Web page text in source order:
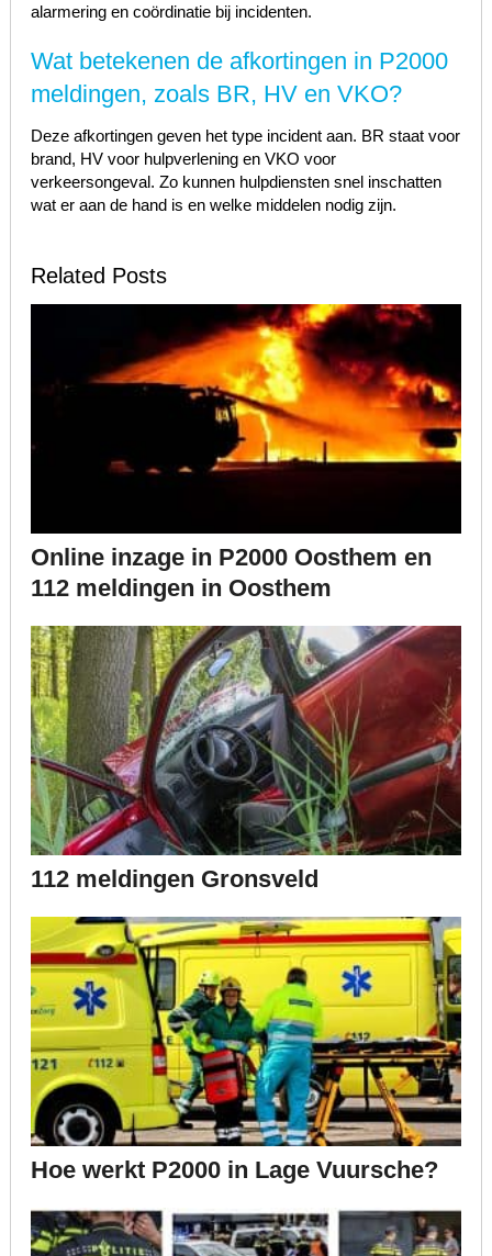
alarmering en coördinatie bij incidenten.
Wat betekenen de afkortingen in P2000
meldingen, zoals BR, HV en VKO?
Deze afkortingen geven het type incident aan. BR staat voor
brand, HV voor hulpverlening en VKO voor
verkeersongeval. Zo kunnen hulpdiensten snel inschatten
wat er aan de hand is en welke middelen nodig zijn.
Related Posts
Online inzage in P2000 Oosthem en
112 meldingen in Oosthem
112 meldingen Gronsveld
Hoe werkt P2000 in Lage Vuursche?